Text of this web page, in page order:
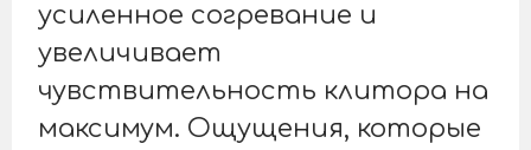
усиленное согревание и
увеличивает
чувствительность клитора на
максимум. Ощущения, которые